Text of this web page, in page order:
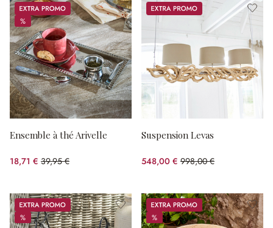
Promos
%
%
Ensemble à thé Arivelle
18,71 € 39,95 €
(53.17%spared)
Promos
Suspension Levas
548,00 € 998,00 €
(45.09%spared)
Promos
%
%
Promos
%
%